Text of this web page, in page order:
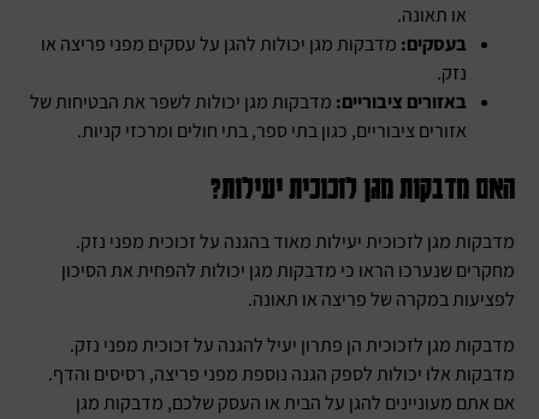
או תאונה.
בעסקים: מדבקות מגן יכולות להגן על עסקים מפני פריצה או
נזק.
באזורים ציבוריים: מדבקות מגן יכולות לשפר את הבטיחות של
אזורים ציבוריים, כגון בתי ספר, בתי חולים ומרכזי קניות.
האם מדבקות מגן לזכוכית יעילות?
מדבקות מגן לזכוכית יעילות מאוד בהגנה על זכוכית מפני נזק.
מחקרים שנערכו הראו כי מדבקות מגן יכולות להפחית את הסיכון
לפציעות במקרה של פריצה או תאונה.
מדבקות מגן לזכוכית הן פתרון יעיל להגנה על זכוכית מפני נזק.
מדבקות אלו יכולות לספק הגנה נוספת מפני פריצה, רסיסים והדף.
אם אתם מעוניינים להגן על הבית או העסק שלכם, מדבקות מגן